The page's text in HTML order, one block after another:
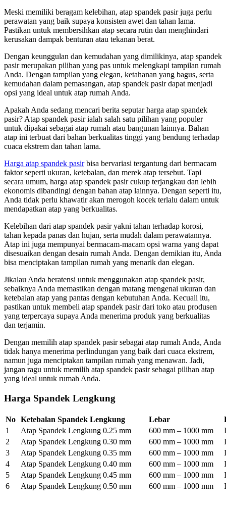
Meski memiliki beragam kelebihan, atap spandek pasir juga perlu
perawatan yang baik supaya konsisten awet dan tahan lama.
Pastikan untuk membersihkan atap secara rutin dan menghindari
kerusakan dampak benturan atau tekanan berat.
Dengan keunggulan dan kemudahan yang dimilikinya, atap spandek
pasir merupakan pilihan yang pas untuk melengkapi tampilan rumah
Anda. Dengan tampilan yang elegan, ketahanan yang bagus, serta
kemudahan dalam pemasangan, atap spandek pasir dapat menjadi
opsi yang ideal untuk atap rumah Anda.
Apakah Anda sedang mencari berita seputar harga atap spandek
pasir? Atap spandek pasir ialah salah satu pilihan yang populer
untuk dipakai sebagai atap rumah atau bangunan lainnya. Bahan
atap ini terbuat dari bahan berkualitas tinggi yang bendung terhadap
cuaca ekstrem dan tahan lama.
Harga atap spandek pasirbisa bervariasi tergantung dari bermacam
faktor seperti ukuran, ketebalan, dan merek atap tersebut. Tapi
secara umum, harga atap spandek pasir cukup terjangkau dan lebih
ekonomis dibandingi dengan bahan atap lainnya. Dengan seperti itu,
Anda tidak perlu khawatir akan merogoh kocek terlalu dalam untuk
mendapatkan atap yang berkualitas.
Kelebihan dari atap spandek pasir yakni tahan terhadap korosi,
tahan kepada panas dan hujan, serta mudah dalam perawatannya.
Atap ini juga mempunyai bermacam-macam opsi warna yang dapat
disesuaikan dengan desain rumah Anda. Dengan demikian itu, Anda
bisa menciptakan tampilan rumah yang menarik dan elegan.
Jikalau Anda beratensi untuk menggunakan atap spandek pasir,
sebaiknya Anda memastikan dengan matang mengenai ukuran dan
ketebalan atap yang pantas dengan kebutuhan Anda. Kecuali itu,
pastikan untuk membeli atap spandek pasir dari toko atau produsen
yang terpercaya supaya Anda menerima produk yang berkualitas
dan terjamin.
Dengan memilih atap spandek pasir sebagai atap rumah Anda, Anda
tidak hanya menerima perlindungan yang baik dari cuaca ekstrem,
namun juga menciptakan tampilan rumah yang menawan. Jadi,
jangan ragu untuk memilih atap spandek pasir sebagai pilihan atap
yang ideal untuk rumah Anda.
Harga Spandek Lengkung
No Ketebalan Spandek Lengkung Lebar
1
Atap Spandek Lengkung 0.25 mm 600 mm – 1000 mm
2
Atap Spandek Lengkung 0.30 mm 600 mm – 1000 mm
3
Atap Spandek Lengkung 0.35 mm 600 mm – 1000 mm
4
Atap Spandek Lengkung 0.40 mm 600 mm – 1000 mm
5
Atap Spandek Lengkung 0.45 mm 600 mm – 1000 mm
6
Atap Spandek Lengkung 0.50 mm 600 mm – 1000 mm